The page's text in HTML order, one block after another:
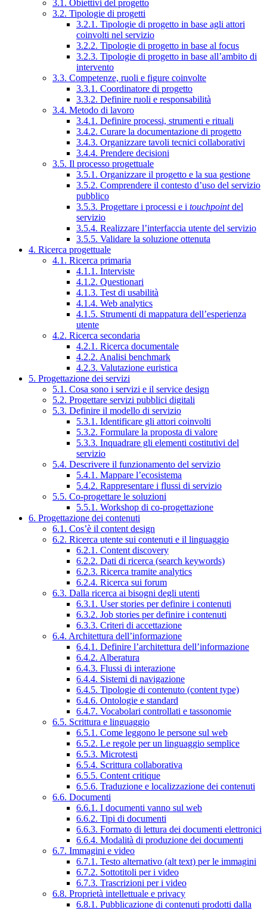
3.1. Obiettivi del progetto
3.2. Tipologie di progetti
3.2.1. Tipologie di progetto in base agli attori
coinvolti nel servizio
3.2.2. Tipologie di progetto in base al focus
3.2.3. Tipologie di progetto in base all’ambito di
intervento
3.3. Competenze, ruoli e figure coinvolte
3.3.1. Coordinatore di progetto
3.3.2. Definire ruoli e responsabilità
3.4. Metodo di lavoro
3.4.1. Definire processi, strumenti e rituali
3.4.2. Curare la documentazione di progetto
3.4.3. Organizzare tavoli tecnici collaborativi
3.4.4. Prendere decisioni
3.5. Il processo progettuale
3.5.1. Organizzare il progetto e la sua gestione
3.5.2. Comprendere il contesto d’uso del servizio
pubblico
3.5.3. Progettare i processi e i touchpointdel
servizio
3.5.4. Realizzare l’interfaccia utente del servizio
3.5.5. Validare la soluzione ottenuta
4. Ricerca progettuale
4.1. Ricerca primaria
4.1.1. Interviste
4.1.2. Questionari
4.1.3. Test di usabilità
4.1.4. Web analytics
4.1.5. Strumenti di mappatura dell’esperienza
utente
4.2. Ricerca secondaria
4.2.1. Ricerca documentale
4.2.2. Analisi benchmark
4.2.3. Valutazione euristica
5. Progettazione dei servizi
5.1. Cosa sono i servizi e il service design
5.2. Progettare servizi pubblici digitali
5.3. Definire il modello di servizio
5.3.1. Identificare gli attori coinvolti
5.3.2. Formulare la proposta di valore
5.3.3. Inquadrare gli elementi costitutivi del
servizio
5.4. Descrivere il funzionamento del servizio
5.4.1. Mappare l’ecosistema
5.4.2. Rappresentare i flussi di servizio
5.5. Co-progettare le soluzioni
5.5.1. Workshop di co-progettazione
6. Progettazione dei contenuti
6.1. Cos’è il content design
6.2. Ricerca utente sui contenuti e il linguaggio
6.2.1. Content discovery
6.2.2. Dati di ricerca (search keywords)
6.2.3. Ricerca tramite analytics
6.2.4. Ricerca sui forum
6.3. Dalla ricerca ai bisogni degli utenti
6.3.1. User stories per definire i contenuti
6.3.2. Job stories per definire i contenuti
6.3.3. Criteri di accettazione
6.4. Architettura dell’informazione
6.4.1. Definire l’architettura dell’informazione
6.4.2. Alberatura
6.4.3. Flussi di interazione
6.4.4. Sistemi di navigazione
6.4.5. Tipologie di contenuto (content type)
6.4.6. Ontologie e standard
6.4.7. Vocabolari controllati e tassonomie
6.5. Scrittura e linguaggio
6.5.1. Come leggono le persone sul web
6.5.2. Le regole per un linguaggio semplice
6.5.3. Microtesti
6.5.4. Scrittura collaborativa
6.5.5. Content critique
6.5.6. Traduzione e localizzazione dei contenuti
6.6. Documenti
6.6.1. I documenti vanno sul web
6.6.2. Tipi di documenti
6.6.3. Formato di lettura dei documenti elettronici
6.6.4. Modalità di produzione dei documenti
6.7. Immagini e video
6.7.1. Testo alternativo (alt text) per le immagini
6.7.2. Sottotitoli per i video
6.7.3. Trascrizioni per i video
6.8. Proprietà intellettuale e privacy
6.8.1. Pubblicazione di contenuti prodotti dalla